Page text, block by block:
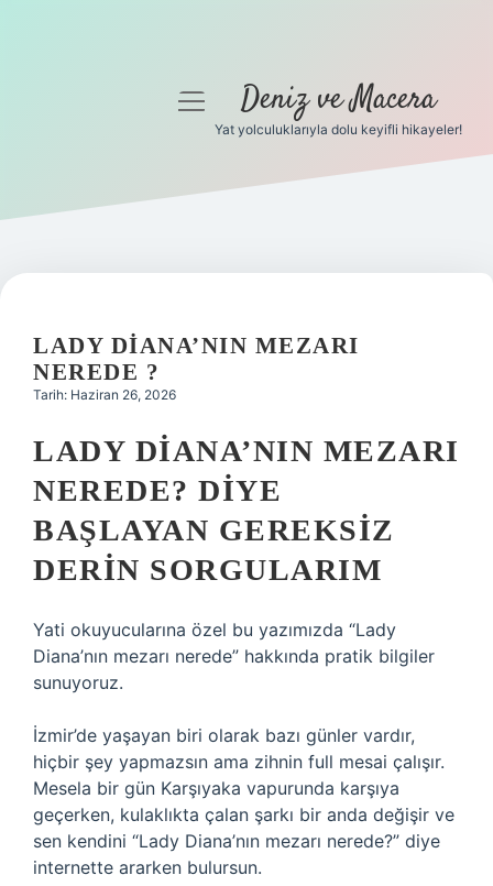
Gizlilik Politikası
Yasal Uyarı
menüyüDeniz ve Macera
Yat yolculuklarıyla dolu keyifli hikayeler!
LADY DIANA’NIN MEZARI
NEREDE ?
Tarih: Haziran 26, 2026
LADY DIANA’NIN MEZARI
NEREDE? DIYE
BAŞLAYAN GEREKSIZ
DERIN SORGULARIM
Yati okuyucularına özel bu yazımızda “Lady
Diana’nın mezarı nerede” hakkında pratik bilgiler
sunuyoruz.
İzmir’de yaşayan biri olarak bazı günler vardır,
hiçbir şey yapmazsın ama zihnin full mesai çalışır.
Mesela bir gün Karşıyaka vapurunda karşıya
geçerken, kulaklıkta çalan şarkı bir anda değişir ve
sen kendini “Lady Diana’nın mezarı nerede?” diye
internette ararken bulursun.